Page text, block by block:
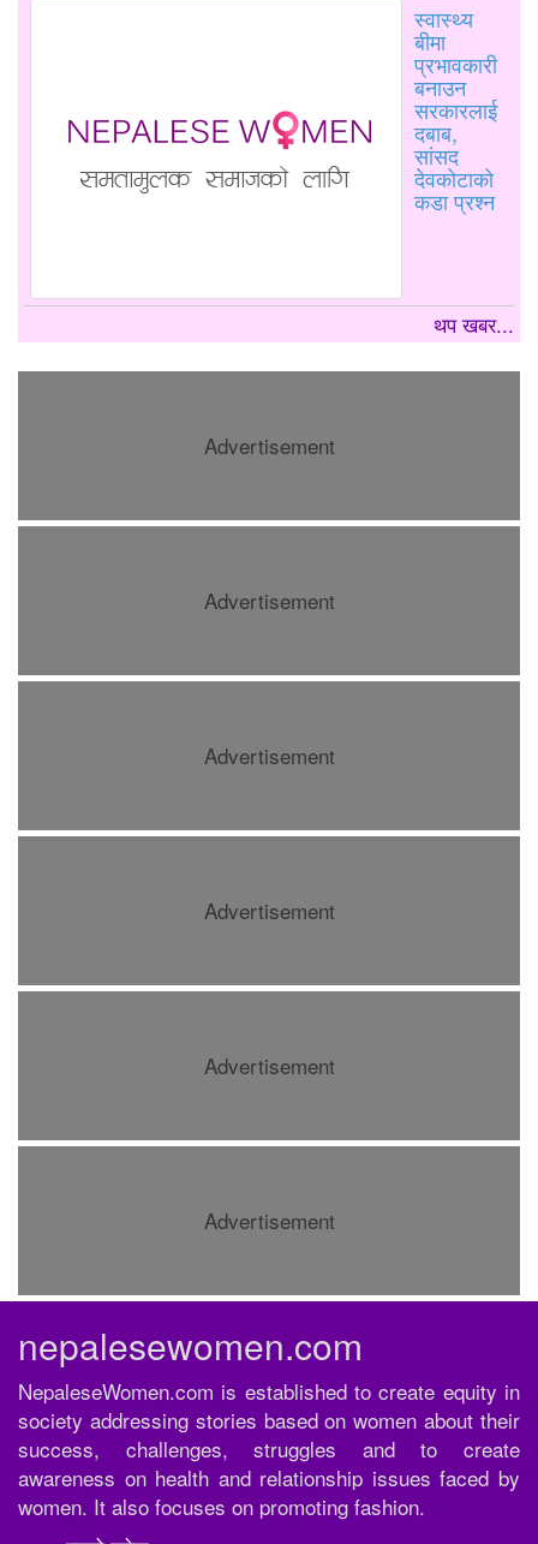
स्वास्थ्य
बीमा
प्रभावकारी
बनाउन
सरकारलाई
दबाब,
सांसद
देवकोटाको
कडा प्रश्न
थप खबर...
Advertisement
Advertisement
Advertisement
Advertisement
Advertisement
Advertisement
nepalesewomen.com
NepaleseWomen.com is established to create equity in
society addressing stories based on women about their
success, challenges, struggles and to create
awareness on health and relationship issues faced by
women. It also focuses on promoting fashion.